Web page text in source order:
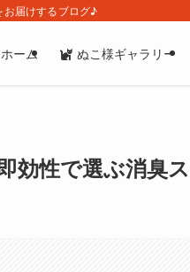
お届けするブログ♪
ホーム ぬこ様ギャラリー
効性で選ぶ消臭